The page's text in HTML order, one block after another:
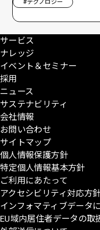
#テクノロジー
サービス
ナレッジ
イベント＆セミナー
採用
ニュース
サステナビリティ
会社情報
お問い合わせ
サイトマップ
個人情報保護方針
特定個人情報基本方針
ご利用にあたって
アクセシビリティ対応方
インフォマティブデータ
EU域内居住者データの取